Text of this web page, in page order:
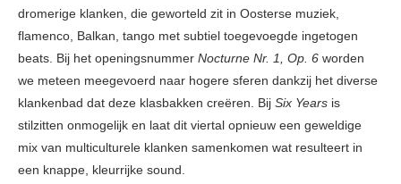
dromerige klanken, die geworteld zit in Oosterse muziek,
flamenco, Balkan, tango met subtiel toegevoegde ingetogen
beats. Bij het openingsnummer Nocturne Nr. 1, Op. 6 worden
we meteen meegevoerd naar hogere sferen dankzij het diverse
klankenbad dat deze klasbakken creëren. Bij Six Years is
stilzitten onmogelijk en laat dit viertal opnieuw een geweldige
mix van multiculturele klanken samenkomen wat resulteert in
een knappe, kleurrijke sound.